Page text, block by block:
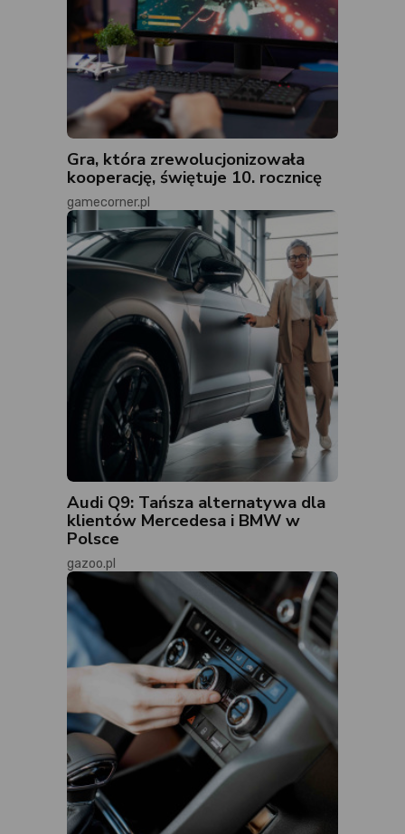
Gra, która zrewolucjonizowała
kooperację, świętuje 10. rocznicę
gamecorner.pl
Audi Q9: Tańsza alternatywa dla
klientów Mercedesa i BMW w
Polsce
gazoo.pl